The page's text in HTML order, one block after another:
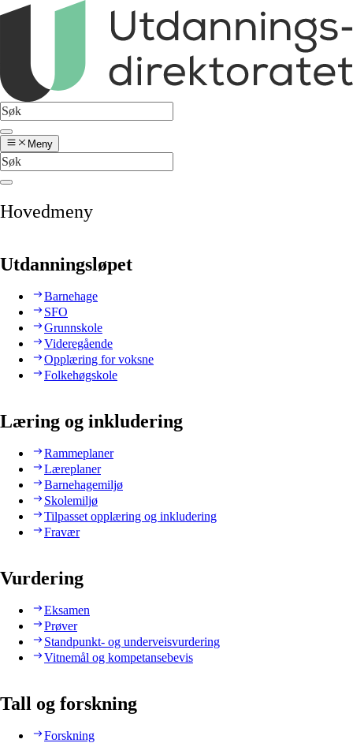
Meny
Hovedmeny
Utdanningsløpet
Barnehage
SFO
Grunnskole
Videregående
Opplæring for voksne
Folkehøgskole
Læring og inkludering
Rammeplaner
Læreplaner
Barnehagemiljø
Skolemiljø
Tilpasset opplæring og inkludering
Fravær
Vurdering
Eksamen
Prøver
Standpunkt- og underveisvurdering
Vitnemål og kompetansebevis
Tall og forskning
Forskning